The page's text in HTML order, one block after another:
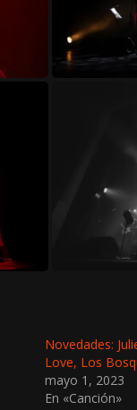
Novedades:
Love, Los
mayo 1, 2023
En «Canción»